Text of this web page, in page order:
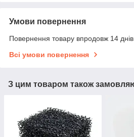
Умови повернення
Повернення товару впродовж 14
Всі умови повернення
З цим товаром також